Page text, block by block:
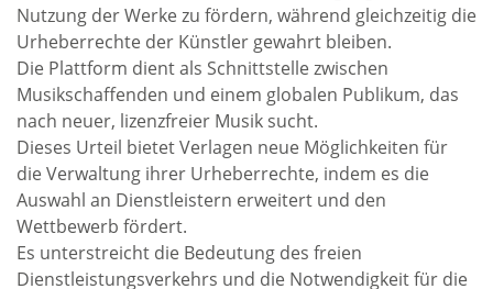
Nutzung der Werke zu fördern, während gleichzeitig die
Urheberrechte der Künstler gewahrt bleiben.
Die Plattform dient als Schnittstelle zwischen
Musikschaffenden und einem globalen Publikum, das
nach neuer, lizenzfreier Musik sucht.
Dieses Urteil bietet Verlagen neue Möglichkeiten für
die Verwaltung ihrer Urheberrechte, indem es die
Auswahl an Dienstleistern erweitert und den
Wettbewerb fördert.
Es unterstreicht die Bedeutung des freien
Dienstleistungsverkehrs und die Notwendigkeit für die